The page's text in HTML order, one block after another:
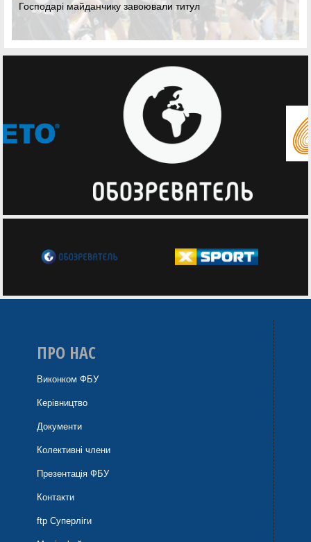
Господарі майданчику завоювали титул
ПРО НАС
Виконком ФБУ
Керівництво
Документи
Колективні члени
Презентація ФБУ
Контакти
ftp Суперліги